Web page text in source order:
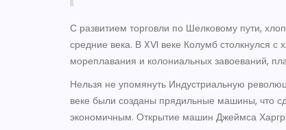
С развитием торговли по Шелковому пути,
средние века. В XVI веке Колумб столкнулся
мореплавания и колониальных завоеваний,
Нельзя не упомянуть Индустриальную
веке были созданы прядильные машины, что
экономичным. Открытие машин Джеймса